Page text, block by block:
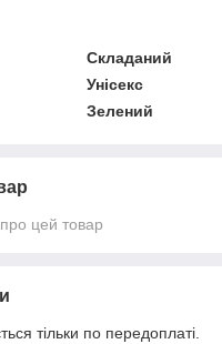
Складаний
Унісекс
Зелений
цей товар
тільки по передоплаті.